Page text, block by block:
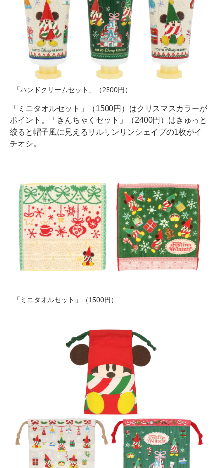
「ハンドクリームセット」（2500円）
「ミニタオルセット」（1500円）はクリスマスカラーが
ポイント。「きんちゃくセット」（2400円）はきゅっと
絞ると帽子風に見えるリルリンリンシェイプの1枚がイ
チオシ。
「ミニタオルセット」（1500円）